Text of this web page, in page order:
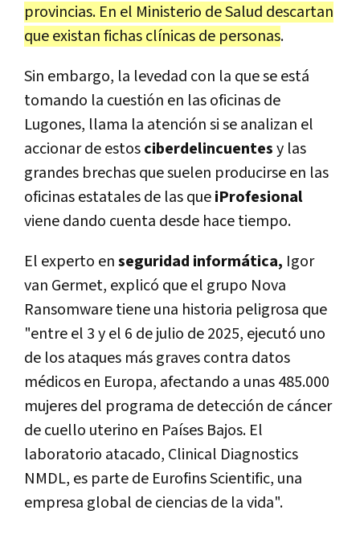
provincias. En el Ministerio de Salud descartan
que existan fichas clínicas de personas.
Sin embargo, la levedad con la que se está
tomando la cuestión en las oficinas de
Lugones, llama la atención si se analizan el
accionar de estosciberdelincuentesy las
grandes brechas que suelen producirse en las
oficinas estatales de las queiProfesional
viene dando cuenta desde hace tiempo.
El experto enseguridad informática, Igor
van Germet, explicó que el grupo Nova
Ransomware tiene una historia peligrosa que
"entre el 3 y el 6 de julio de 2025, ejecutó uno
de los ataques más graves contra datos
médicos en Europa, afectando a unas 485.000
mujeres del programa de detección de cáncer
de cuello uterino en Países Bajos. El
laboratorio atacado, Clinical Diagnostics
NMDL, es parte de Eurofins Scientific, una
empresa global de ciencias de la vida".